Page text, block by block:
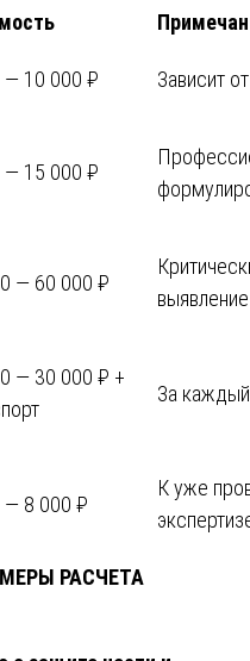
— 10 000 ₽ Зависит
— 15 000 ₽
— 60 000 ₽
— 30 000 ₽ +
За
— 8 000 ₽
К уже
РАСЧЕТА